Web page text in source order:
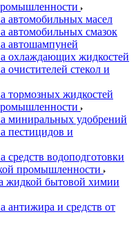
автомобильных масел
автомобильных смазок
автошампуней
охлаждающих жидкостей
очистителей стекол и
тормозных жидкостей
миниральных удобрений
пестицидов и
средств водоподготовки
промышленности
жидкой бытовой химии
антижира и средств от